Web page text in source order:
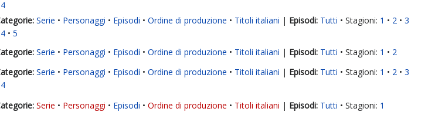
4
Serie Personaggi Episodi Ordine di produzione Titoli italiani | Tutti Stagioni: 1 2
3
4
5
Serie Personaggi Episodi Ordine di produzione Titoli italiani | Tutti Stagioni: 1
2
Serie Personaggi Episodi Ordine di produzione Titoli italiani | Tutti Stagioni: 1 2
3
4
Serie Personaggi Episodi Ordine di produzione Titoli italiani | Tutti Stagioni: 1